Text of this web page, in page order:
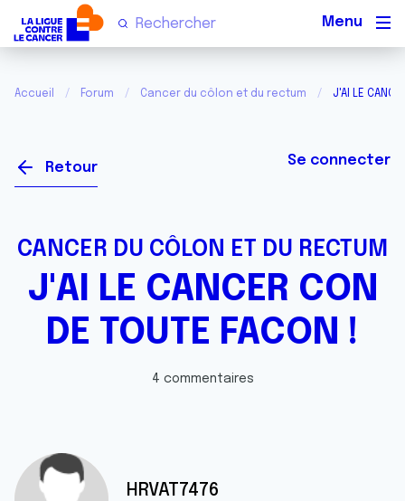
Accueil Forum Cancer du côlon et du rectum J'AI LE
Retour Se connecter
CANCER DU CÔLON ET DU RECTUM
J'AI LE CANCER CON
DE TOUTE FACON !
4 commentaires
HRVAT7476